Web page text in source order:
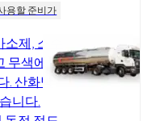
용할 준비가
제, 소수
무색에서
산화방
니다.